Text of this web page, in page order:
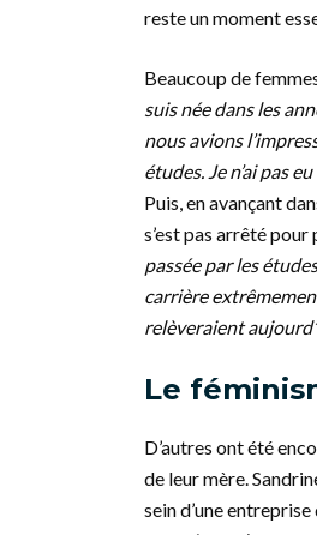
reste un moment
Beaucoup de
suis née dans les
nous avions
études. Je n’ai pas
Puis, en avançant
s’est pas arrêté
passée par les
carrière
relèveraient
Le
D’autres ont été
de leur mère.
sein d’une